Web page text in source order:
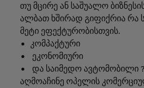
თუ მცირე ან საშუალო
ალბათ ხშირად გიფიქრია რა
მეტი ეფექტურობისთვის.
კომპაქტური
ეკონომიური
და საიმედო ავტომობილი ?
აღმოაჩინე ოპელის